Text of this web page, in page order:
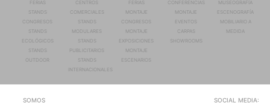
FERIAS
STANDS
CONGRESOS
STANDS
ECOLÓGICOS
STANDS
OUTDOOR
CENTROS
COMERCIALES
STANDS
MODULARES
STANDS
PUBLICITARIOS
STANDS
INTERNACIONALES
FERIAS
MONTAJE
CONGRESOS
MONTAJE
EXPOSICIONES
MONTAJE
ESCENARIOS
CONFERENCIAS
MONTAJE
EVENTOS
CARPAS
SHOWROOMS
MUSEOGRAFÍA
ESCENOGRAFÍA
MOBILIARIO A
MEDIDA
SOMOS SOCIAL MEDIA: